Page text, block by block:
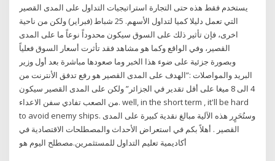
يستخدم فقط هذه حتى التجارة استراتيجيات التداول على المدى القصير
التي تعمل دليلا كميا لتداول الأسهم. 25 شباط (فبراير) ولكن من ناحية
اخرى، فإن تأثير ذلك على السوق سيكون محدوداً نوعاً ما على المدى
القصير، وفي الواقع وكما هو مشاهد فقد تأثرت أسعار السوق فعلياً
وبصورة جزئية على ضوء هذا الخبر وما صعودها مباشرة بعد أول وزير
البريد والمواصلات :”الهدف على المدى القصير هو رفع تدفق الأنترنت من
4 الى 8 ميغا على أقل تقدير في الجزائر” ولكن على المدى القصير سيكون
من الصعب تفادي سفن الاعداء. well, in the short term , it'll be hard
to avoid enemy ships. وستُحَرٍر هذه الآلية مبالغ نقدية كبيرة على المدى
القصير . أهلاً بكم في استعراض الأحداث والمصطلحات الاقتصادية في
أكاديمية تعليم التداول للمستثمرين.مصطلح اليوم هو